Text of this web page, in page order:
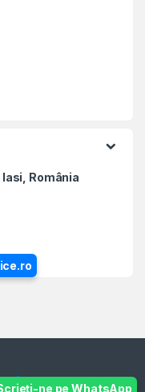
ne pe WhatsApp
România